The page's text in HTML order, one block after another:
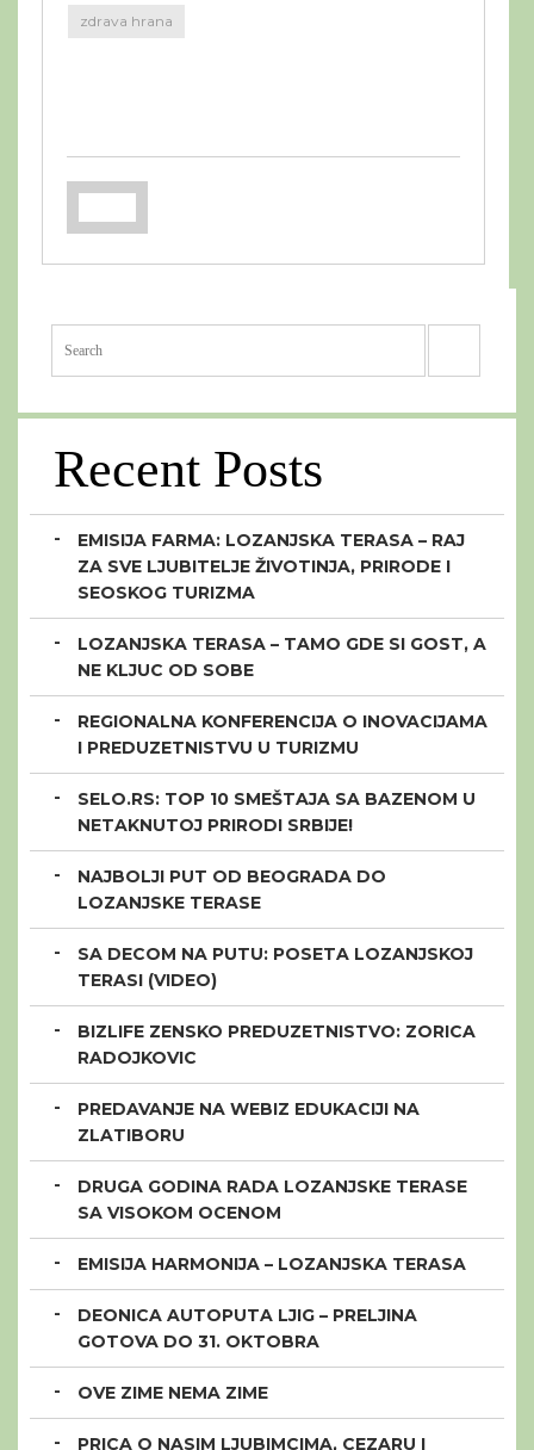
zdrava hrana
Recent Posts
EMISIJA FARMA: LOZANJSKA TERASA – RAJ
ZA SVE LJUBITELJE ŽIVOTINJA, PRIRODE I
SEOSKOG TURIZMA
LOZANJSKA TERASA – TAMO GDE SI GOST, A
NE KLJUC OD SOBE
REGIONALNA KONFERENCIJA O INOVACIJAMA
I PREDUZETNISTVU U TURIZMU
SELO.RS: TOP 10 SMEŠTAJA SA BAZENOM U
NETAKNUTOJ PRIRODI SRBIJE!
NAJBOLJI PUT OD BEOGRADA DO
LOZANJSKE TERASE
SA DECOM NA PUTU: POSETA LOZANJSKOJ
TERASI (VIDEO)
BIZLIFE ZENSKO PREDUZETNISTVO: ZORICA
RADOJKOVIC
PREDAVANJE NA WEBIZ EDUKACIJI NA
ZLATIBORU
DRUGA GODINA RADA LOZANJSKE TERASE
SA VISOKOM OCENOM
EMISIJA HARMONIJA – LOZANJSKA TERASA
DEONICA AUTOPUTA LJIG – PRELJINA
GOTOVA DO 31. OKTOBRA
OVE ZIME NEMA ZIME
PRICA O NASIM LJUBIMCIMA, CEZARU I